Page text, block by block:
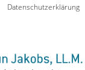
Datenschutzerklärung